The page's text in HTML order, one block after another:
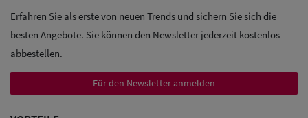
Sale: Army
Caps
Sale:
Trucker
Erfahren Sie als erste von neuen Trends und sichern Sie sich die
besten Angebote. Sie können den Newsletter jederzeit kostenlos
abbestellen.
Für den Newsletter anmelden